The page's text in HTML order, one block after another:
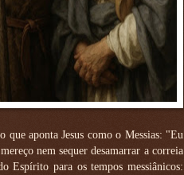
que aponta Jesus como o Messias: "Eu
nem sequer desamarrar a correia
Espírito para os tempos messiânicos: